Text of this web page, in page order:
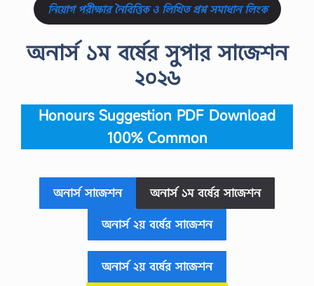
নিয়োগ পরীক্ষার নৈবিত্তিক ও লিখিত প্রশ্ন সমাধান লিংক
অনার্স ১ম বর্ষের সুপার সাজেশন
২০২৬
Honours Suggestion PDF Download
100% Common
অনার্স সাজেশন অনার্স ১ম বর্ষের সাজেশন
অনার্স ২য় বর্ষের সাজেশন
অনার্স ২য় বর্ষের সাজেশন